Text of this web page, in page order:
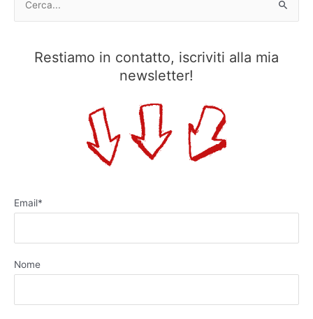
Restiamo in contatto, iscriviti alla mia
newsletter!
Email*
Nome